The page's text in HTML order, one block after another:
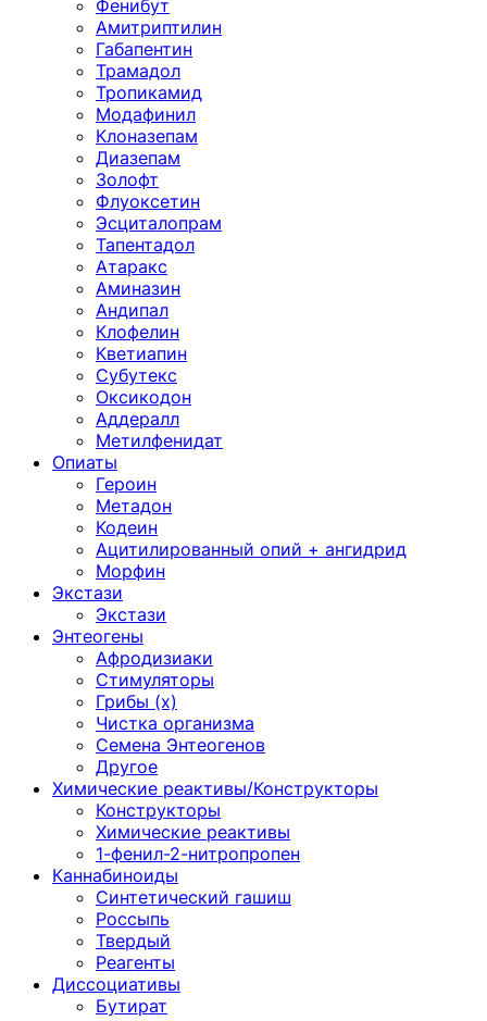
Фенибут
Амитриптилин
Габапентин
Трамадол
Тропикамид
Модафинил
Клоназепам
Диазепам
Золофт
Флуоксетин
Эсциталопрам
Тапентадол
Атаракс
Аминазин
Андипал
Клофелин
Кветиапин
Субутекс
Оксикодон
Аддералл
Метилфенидат
Опиаты
Героин
Метадон
Кодеин
Ацитилированный опий + ангидрид
Морфин
Экстази
Экстази
Энтеогены
Афродизиаки
Стимуляторы
Грибы (х)
Чистка организма
Семена Энтеогенов
Другое
Химические реактивы/Конструкторы
Конструкторы
Химические реактивы
1-фенил-2-нитропропен
Каннабиноиды
Синтетический гашиш
Россыпь
Твердый
Реагенты
Диссоциативы
Бутират